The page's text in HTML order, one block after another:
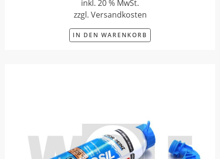
inkl. 20 % MwSt.
zzgl. Versandkosten
IN DEN WARENKORB